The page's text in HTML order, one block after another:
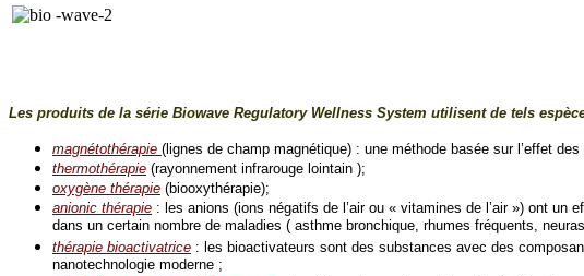
Les produits de la série Biowave Regulatory Wellness System utilisent de tels
magnétothérapie (lignes de champ magnétique) : une méthode basée sur l’effet
thermothérapie (rayonnement infrarouge lointain );
oxygène thérapie (biooxythérapie);
anionic thérapie : les anions (ions négatifs de l’air ou « vitamines de l’air ») ont
dans un certain nombre de maladies ( asthme bronchique, rhumes fréquents,
thérapie bioactivatrice : les bioactivateurs sont des substances avec des
nanotechnologie moderne ;